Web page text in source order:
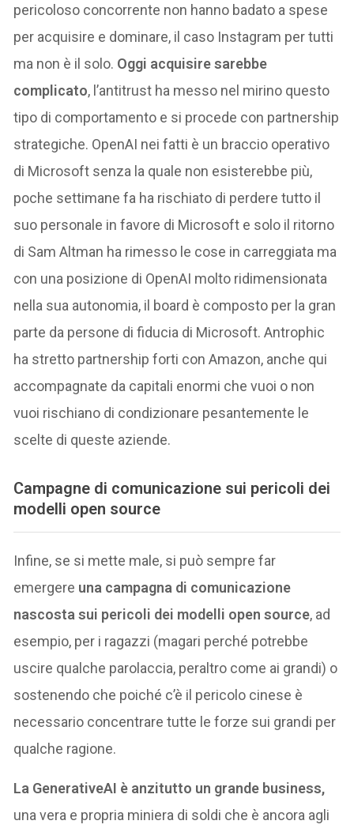
pericoloso concorrente non hanno badato a spese
per acquisire e dominare, il caso Instagram per tutti
ma non è il solo. Oggi acquisire sarebbe
complicato, l’antitrust ha messo nel mirino questo
tipo di comportamento e si procede con partnership
strategiche. OpenAI nei fatti è un braccio operativo
di Microsoft senza la quale non esisterebbe più,
poche settimane fa ha rischiato di perdere tutto il
suo personale in favore di Microsoft e solo il ritorno
di Sam Altman ha rimesso le cose in carreggiata ma
con una posizione di OpenAI molto ridimensionata
nella sua autonomia, il board è composto per la gran
parte da persone di fiducia di Microsoft. Antrophic
ha stretto partnership forti con Amazon, anche qui
accompagnate da capitali enormi che vuoi o non
vuoi rischiano di condizionare pesantemente le
scelte di queste aziende.
Campagne di comunicazione sui pericoli dei
modelli open source
Infine, se si mette male, si può sempre far
emergere una campagna di comunicazione
nascosta sui pericoli dei modelli open source, ad
esempio, per i ragazzi (magari perché potrebbe
uscire qualche parolaccia, peraltro come ai grandi) o
sostenendo che poiché c’è il pericolo cinese è
necessario concentrare tutte le forze sui grandi per
qualche ragione.
La GenerativeAI è anzitutto un grande business,
una vera e propria miniera di soldi che è ancora agli